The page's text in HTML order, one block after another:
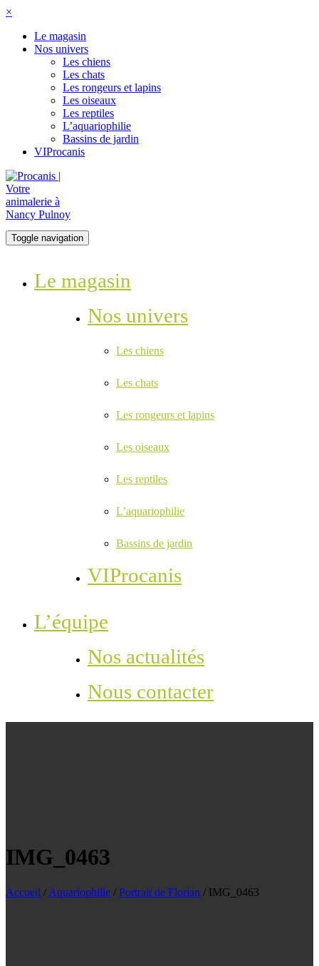
×
Le magasin
Nos univers
Les chiens
Les chats
Les rongeurs et lapins
Les oiseaux
Les reptiles
L’aquariophilie
Bassins de jardin
VIProcanis
Toggle navigation
Le magasin
Nos univers
Les chiens
Les chats
Les rongeurs et lapins
Les oiseaux
Les reptiles
L’aquariophilie
Bassins de jardin
VIProcanis
L’équipe
Nos actualités
Nous contacter
IMG_0463
Accueil / Aquariophilie / Portrait de Florian / IMG_0463